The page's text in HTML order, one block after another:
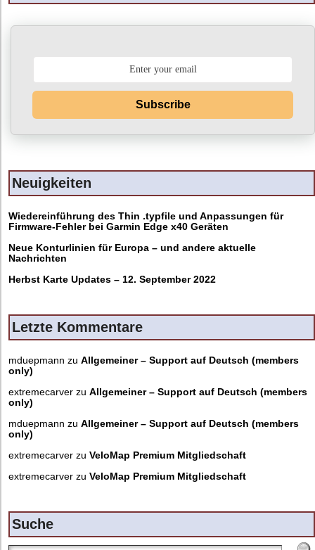
Subscribe
Neuigkeiten
Wiedereinführung des Thin .typfile und Anpassungen für
Firmware-Fehler bei Garmin Edge x40 Geräten
Neue Konturlinien für Europa – und andere aktuelle
Nachrichten
Herbst Karte Updates – 12. September 2022
Letzte Kommentare
mduepmann zu Allgemeiner – Support auf Deutsch (members
only)
extremecarver zu Allgemeiner – Support auf Deutsch (members
only)
mduepmann zu Allgemeiner – Support auf Deutsch (members
only)
extremecarver zu VeloMap Premium Mitgliedschaft
extremecarver zu VeloMap Premium Mitgliedschaft
Suche